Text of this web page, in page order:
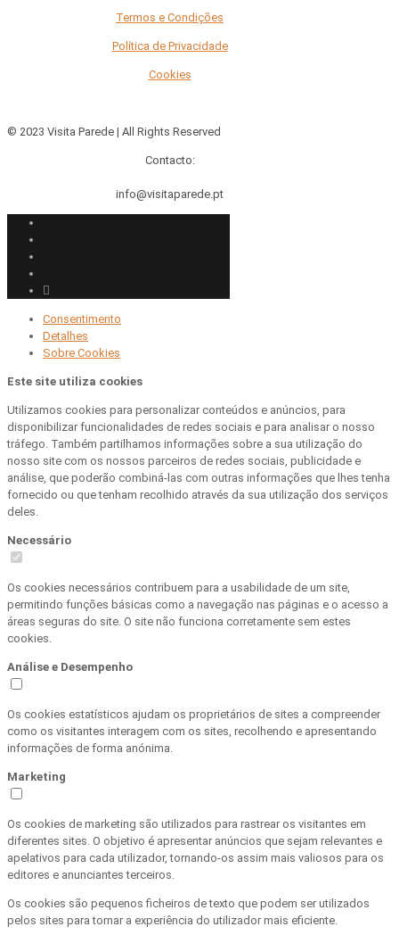
Termos e Condições
Política de Privacidade
Cookies
© 2023 Visita Parede | All Rights Reserved
Contacto:
info@visitaparede.pt
Consentimento
Detalhes
Sobre Cookies
Este site utiliza cookies
Utilizamos cookies para personalizar conteúdos e anúncios, para
disponibilizar funcionalidades de redes sociais e para analisar o nosso
tráfego. Também partilhamos informações sobre a sua utilização do
nosso site com os nossos parceiros de redes sociais, publicidade e
análise, que poderão combiná-las com outras informações que lhes tenha
fornecido ou que tenham recolhido através da sua utilização dos serviços
deles.
Necessário
Os cookies necessários contribuem para a usabilidade de um site,
permitindo funções básicas como a navegação nas páginas e o acesso a
áreas seguras do site. O site não funciona corretamente sem estes
cookies.
Análise e Desempenho
Os cookies estatísticos ajudam os proprietários de sites a compreender
como os visitantes interagem com os sites, recolhendo e apresentando
informações de forma anónima.
Marketing
Os cookies de marketing são utilizados para rastrear os visitantes em
diferentes sites. O objetivo é apresentar anúncios que sejam relevantes e
apelativos para cada utilizador, tornando-os assim mais valiosos para os
editores e anunciantes terceiros.
Os cookies são pequenos ficheiros de texto que podem ser utilizados
pelos sites para tornar a experiência do utilizador mais eficiente.